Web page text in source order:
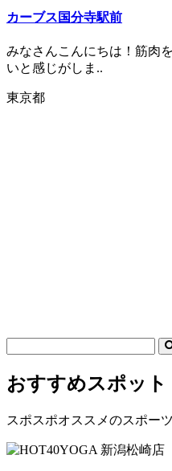
カーブス国分寺駅前
みなさんこんにちは！筋肉
いと感じがしま..
東京都
おすすめスポット
スポスポオススメのスポー